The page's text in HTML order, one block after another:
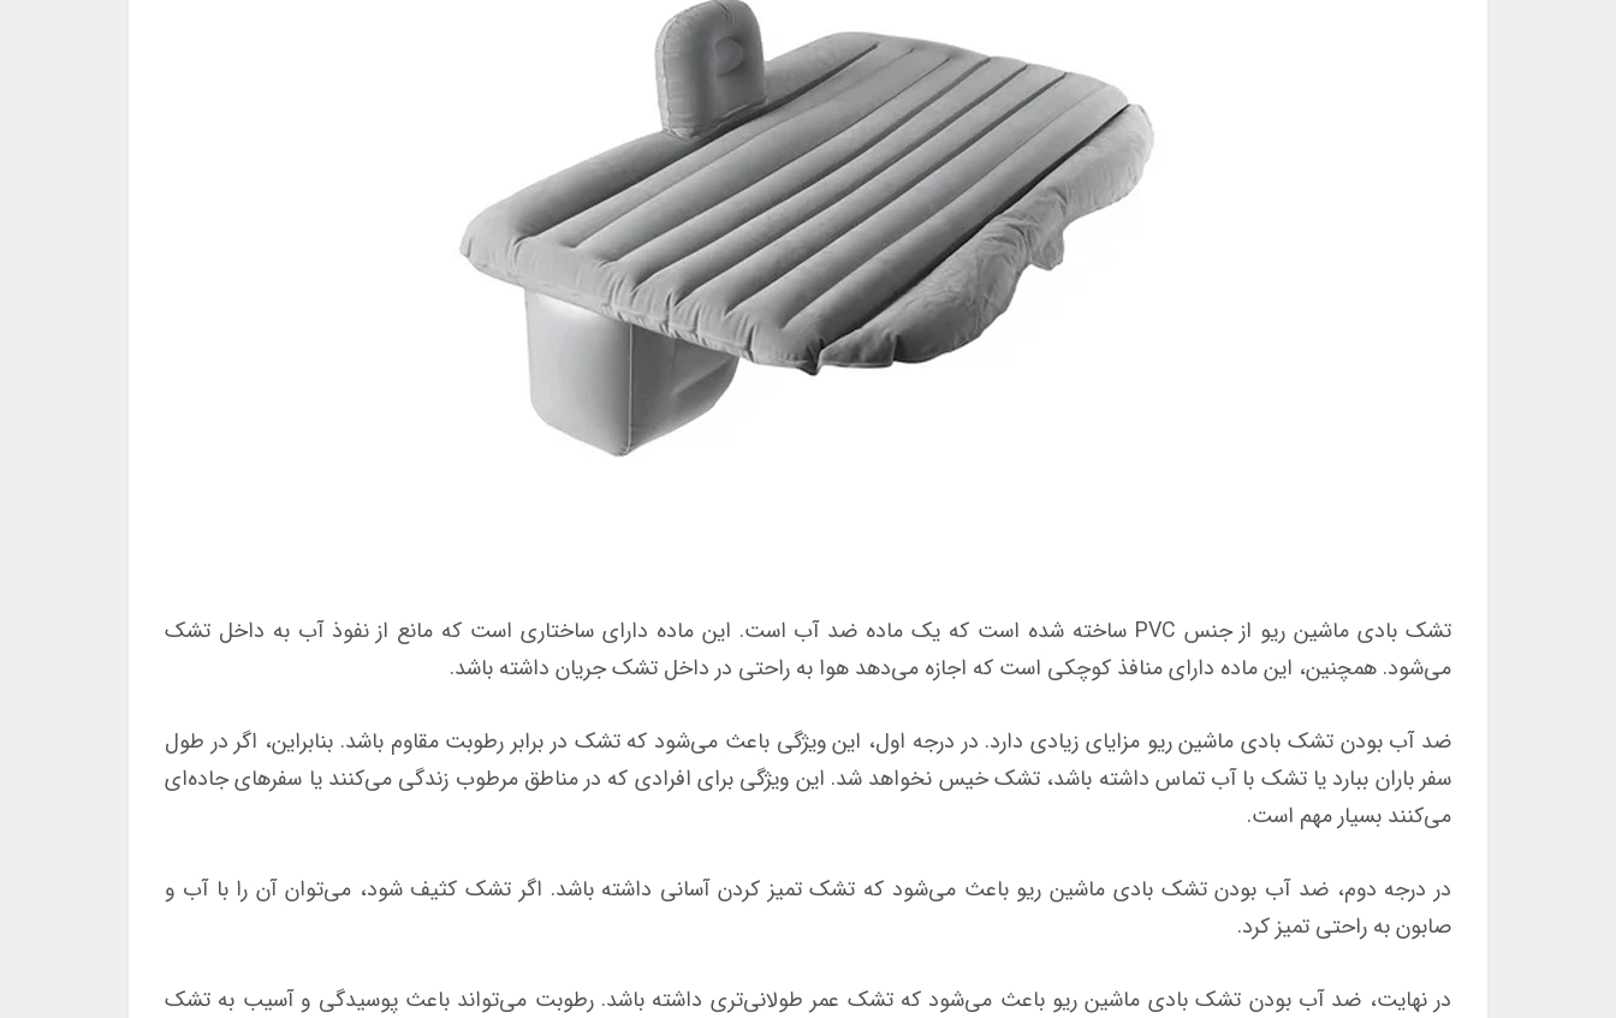
تشک بادی ماشین ریو از جنس PVC ساخته شده است که یک ماده ضد آب است. این ماده دارای ساختاری است که مانع از نفوذ آب به داخل تشک
می‌شود. همچنین، این ماده دارای منافذ کوچکی است که اجازه می‌دهد هوا به راحتی در داخل تشک جریان داشته باشد.
ضد آب بودن تشک بادی ماشین ریو مزایای زیادی دارد. در درجه اول، این ویژگی باعث می‌شود که تشک در برابر رطوبت مقاوم باشد. بنابراین، اگر در طول
سفر باران ببارد یا تشک با آب تماس داشته باشد، تشک خیس نخواهد شد. این ویژگی برای افرادی که در مناطق مرطوب زندگی می‌کنند یا سفرهای جاده‌ای
می‌کنند بسیار مهم است.
در درجه دوم، ضد آب بودن تشک بادی ماشین ریو باعث می‌شود که تشک تمیز کردن آسانی داشته باشد. اگر تشک کثیف شود، می‌توان آن را با آب و
صابون به راحتی تمیز کرد.
در نهایت، ضد آب بودن تشک بادی ماشین ریو باعث می‌شود که تشک عمر طولانی‌تری داشته باشد. رطوبت می‌تواند باعث پوسیدگی و آسیب به تشک